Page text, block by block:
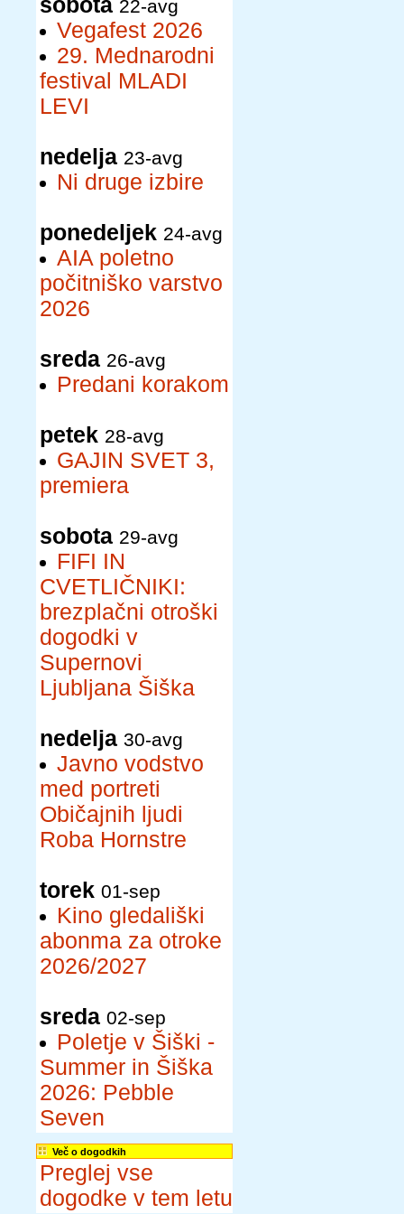
sobota 22-avg
Vegafest 2026
29. Mednarodni
festival MLADI
LEVI
nedelja 23-avg
Ni druge izbire
ponedeljek 24-avg
AIA poletno
počitniško varstvo
2026
sreda 26-avg
Predani korakom
petek 28-avg
GAJIN SVET 3,
premiera
sobota 29-avg
FIFI IN
CVETLIČNIKI:
brezplačni otroški
dogodki v
Supernovi
Ljubljana Šiška
nedelja 30-avg
Javno vodstvo
med portreti
Običajnih ljudi
Roba Hornstre
torek 01-sep
Kino gledališki
abonma za otroke
2026/2027
sreda 02-sep
Poletje v Šiški -
Summer in Šiška
2026: Pebble
Seven
Več o dogodkih
Preglej vse
dogodke v tem letu